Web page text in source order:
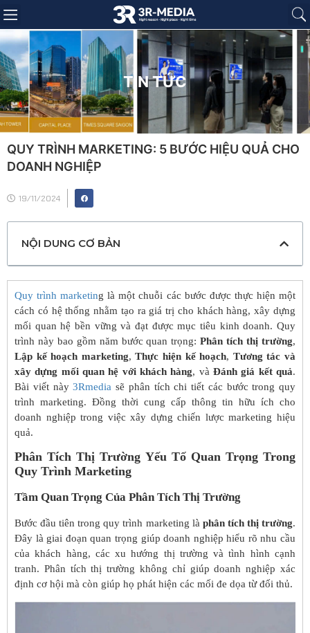
TIN TỨC
QUY TRÌNH MARKETING: 5 BƯỚC HIỆU QUẢ CHO
DOANH NGHIỆP
19/11/2024
NỘI DUNG CƠ BẢN
Quy trình marketing là một chuỗi các bước được thực hiện một
cách có hệ thống nhằm tạo ra giá trị cho khách hàng, xây dựng
mối quan hệ bền vững và đạt được mục tiêu kinh doanh. Quy
trình này bao gồm năm bước quan trọng:Phân tích thị trường,
Lập kế hoạch marketing,Thực hiện kế hoạch, Tương tác và
xây dựng mối quan hệ với khách hàng, vàĐánh giá kết quả.
Bài viết này3Rmedia sẽ phân tích chi tiết các bước trong quy
trình marketing. Đồng thời cung cấp thông tin hữu ích cho
doanh nghiệp trong việc xây dựng chiến lược marketing hiệu
quả.
Phân Tích Thị Trường Yếu Tố Quan Trọng Trong
Quy Trình Marketing
Tầm Quan Trọng Của Phân Tích Thị Trường
Bước đầu tiên trong quy trình marketing là phân tích thị trường.
Đây là giai đoạn quan trọng giúp doanh nghiệp hiểu rõ nhu cầu
của khách hàng, các xu hướng thị trường và tình hình cạnh
tranh. Phân tích thị trường không chỉ giúp doanh nghiệp xác
định cơ hội mà còn giúp họ phát hiện các mối đe dọa từ đối thủ.